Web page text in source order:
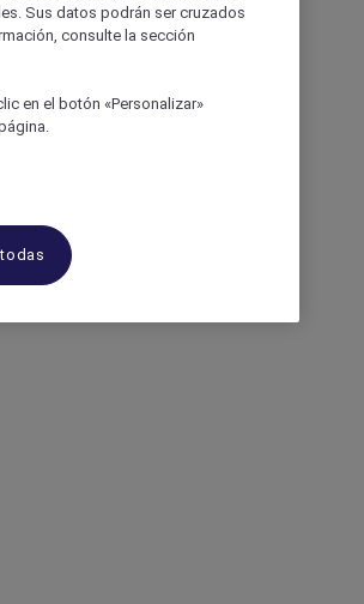
Sus datos podrán ser cruzados
consulte la sección
en el botón «Personalizar»